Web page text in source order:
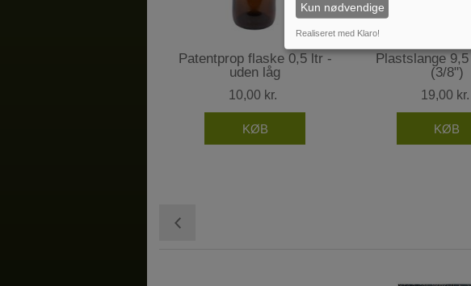
Patentprop flaske 0,5 ltr -
uden låg
10,00 kr.
Plastslange
(3/8")
19,00 kr.
Kun nødvendige
Realiseret med Klaro!